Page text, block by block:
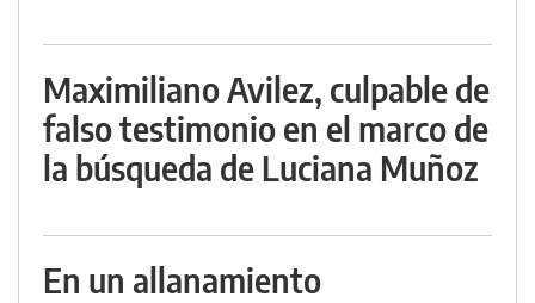
Maximiliano Avilez, culpable de
falso testimonio en el marco de
la búsqueda de Luciana Muñoz
En un allanamiento